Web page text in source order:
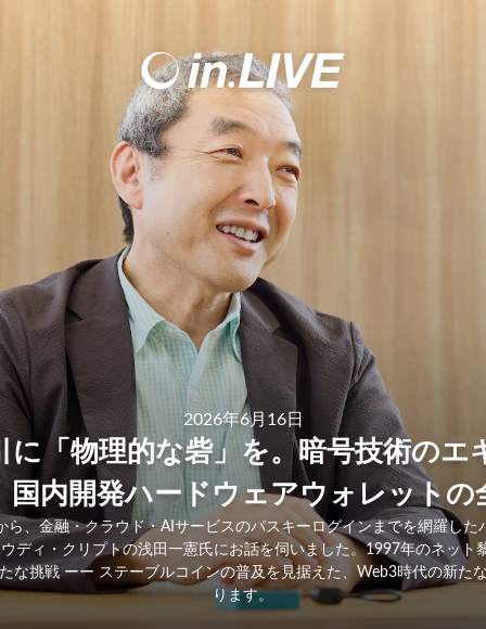
2026年6月16日
に「物理的な砦」を。暗号技術のエ
国内開発ハードウェアウォレットの
ら、金融・クラウド・AIサービスのパスキーログインまでを網羅した
ディ・クリプトの浅田一憲氏にお話を伺いました。1997年のネット
な挑戦 ーー ステーブルコインの普及を見据えた、Web3時代の新た
ります。